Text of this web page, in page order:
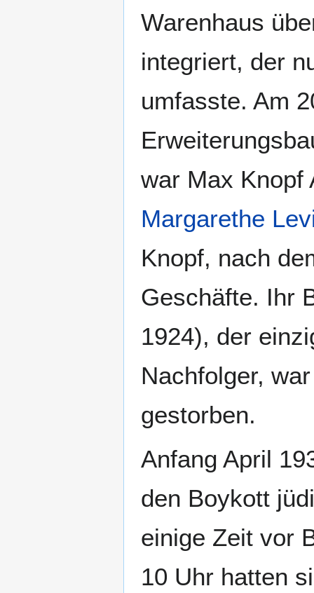
Warenhaus
integriert, der
umfasste. Am
war Max Knopf
Margarethe
Knopf, nach
Geschäfte. Ihr
1924), der
Nachfolger,
gestorben.
Anfang April
den Boykott
einige Zeit vor
10 Uhr hatten